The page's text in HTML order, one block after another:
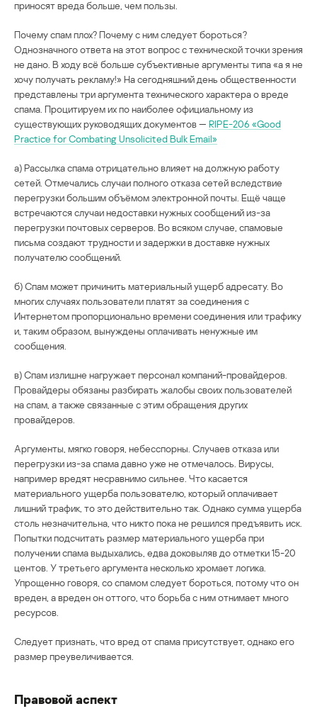
приносят вреда больше, чем пользы.
Почему спам плох? Почему с ним следует бороться?
Однозначного ответа на этот вопрос с технической точки зрения
не дано. В ходу всё больше субъективные аргументы типа «а я не
хочу получать рекламу!» На сегодняшний день общественности
представлены три аргумента технического характера о вреде
спама. Процитируем их по наиболее официальному из
существующих руководящих документов — RIPE-206 «Good
Practice for Combating Unsolicited Bulk Email»
а) Рассылка спама отрицательно влияет на должную работу
сетей. Отмечались случаи полного отказа сетей вследствие
перегрузки большим объёмом электронной почты. Ещё чаще
встречаются случаи недоставки нужных сообщений из-за
перегрузки почтовых серверов. Во всяком случае, спамовые
письма создают трудности и задержки в доставке нужных
получателю сообщений.
б) Спам может причинить материальный ущерб адресату. Во
многих случаях пользователи платят за соединения с
Интернетом пропорционально времени соединения или трафику
и, таким образом, вынуждены оплачивать ненужные им
сообщения.
в) Спам излишне нагружает персонал компаний-провайдеров.
Провайдеры обязаны разбирать жалобы своих пользователей
на спам, а также связанные с этим обращения других
провайдеров.
Аргументы, мягко говоря, небесспорны. Случаев отказа или
перегрузки из-за спама давно уже не отмечалось. Вирусы,
например вредят несравнимо сильнее. Что касается
материального ущерба пользователю, который оплачивает
лишний трафик, то это действительно так. Однако сумма ущерба
столь незначительна, что никто пока не решился предъявить иск.
Попытки подсчитать размер материального ущерба при
получении спама выдыхались, едва доковыляв до отметки 15-20
центов. У третьего аргумента несколько хромает логика.
Упрощенно говоря, со спамом следует бороться, потому что он
вреден, а вреден он оттого, что борьба с ним отнимает много
ресурсов.
Следует признать, что вред от спама присутствует, однако его
размер преувеличивается.
Правовой аспект